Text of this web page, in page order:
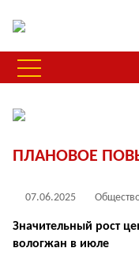
ПЛАНОВОЕ
07.06.2025
Значительный рост
вологжан в июле